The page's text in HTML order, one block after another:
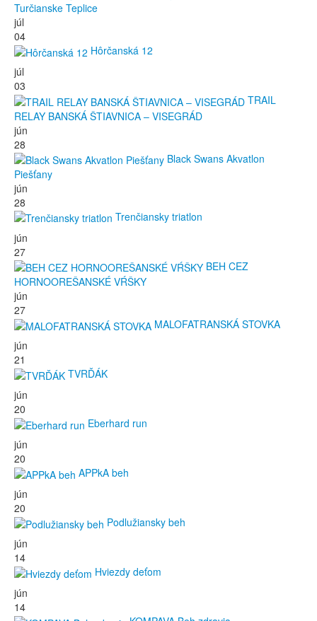
Turčianske Teplice
júl
04
Hôrčanská 12
júl
03
TRAIL
RELAY BANSKÁ ŠTIAVNICA – VISEGRÁD
jún
28
Black Swans Akvatlon
Piešťany
jún
28
Trenčiansky triatlon
jún
27
BEH CEZ
HORNOOREŠANSKÉ VŔŠKY
jún
27
MALOFATRANSKÁ STOVKA
jún
21
TVRĎÁK
jún
20
Eberhard run
jún
20
APPkA beh
jún
20
Podlužiansky beh
jún
14
Hviezdy deťom
jún
14